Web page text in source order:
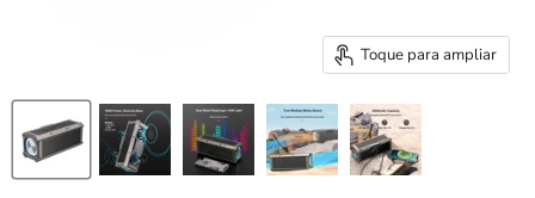
Toque para ampliar